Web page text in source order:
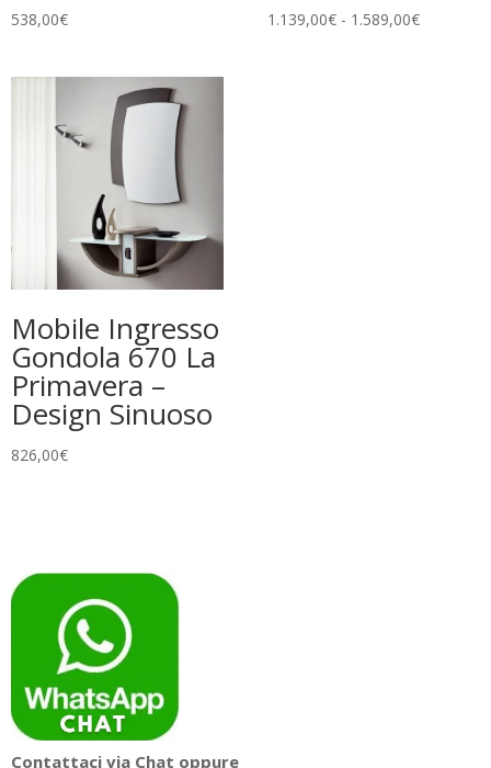
538,00€ 1.139,00€ - 1.589,00€Fascia
Mobile Ingresso
Gondola 670 La
Primavera –
Design Sinuoso
826,00€
Contattaci via Chat oppure